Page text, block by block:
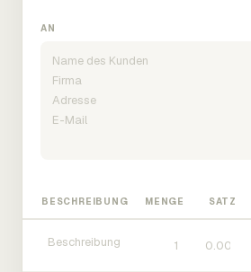
AN
BESCHREIBUNG MENGE SATZ